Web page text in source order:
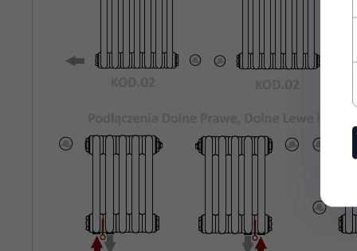
Bocznych:
Maksymalne
Ciśnienie
Temperatura
Pracy: